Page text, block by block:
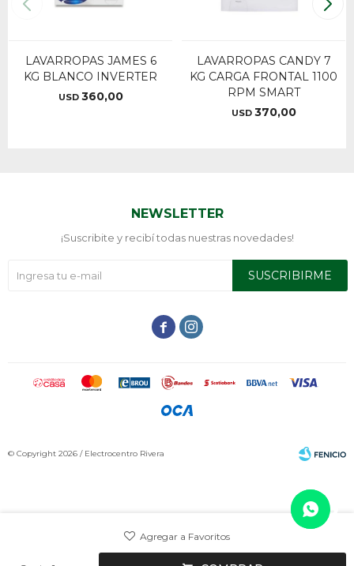
LAVARROPAS JAMES 6
KG BLANCO INVERTER
USD 360,00
LAVARROPAS CANDY 7
KG CARGA FRONTAL 1100
RPM SMART
USD 370,00
NEWSLETTER
¡Suscribite y recibí todas nuestras novedades!
SUSCRIBIRME
 
© Copyright 2026 / Electrocentro Rivera